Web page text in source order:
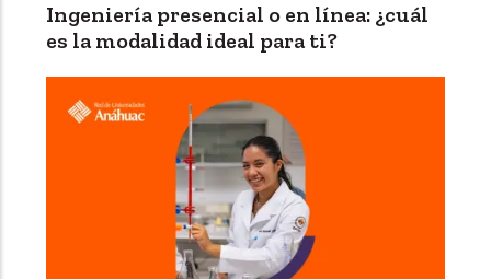
Ingeniería presencial o en línea: ¿cuál
es la modalidad ideal para ti?